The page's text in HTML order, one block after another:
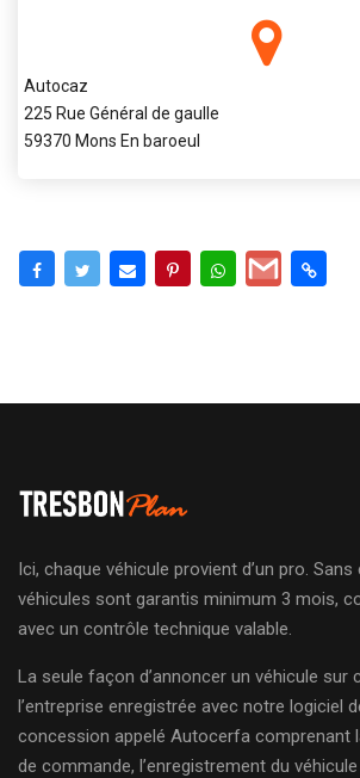
Autocaz
225 Rue Général de gaulle
59370 Mons En baroeul
Ici, chaque véhicule provient d’un pro.
véhicules sont garantis minimum 3 mois,
avec un contrôle technique valable.
La seule façon d’annoncer un véhicule sur
l’entreprise enregistrée avec notre logiciel
concession appelé Autocerfa comprenant
de commande, l’enregistrement du